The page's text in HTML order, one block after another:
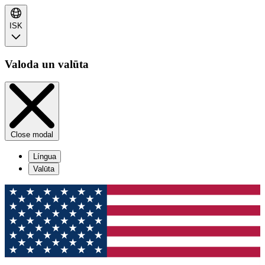
ISK
Valoda un valūta
Close modal
Língua
Valūta